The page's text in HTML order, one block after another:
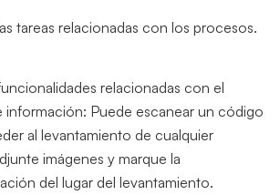
tareas relacionadas con los procesos.
relacionadas con el
información: Puede escanear un código
al levantamiento de cualquier
imágenes y marque la
del lugar del levantamiento.